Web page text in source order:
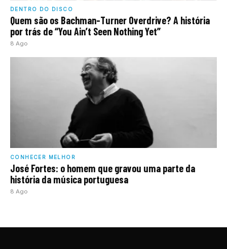
DENTRO DO DISCO
Quem são os Bachman-Turner Overdrive? A história
por trás de “You Ain’t Seen Nothing Yet”
8 Ago
CONHECER MELHOR
José Fortes: o homem que gravou uma parte da
história da música portuguesa
8 Ago